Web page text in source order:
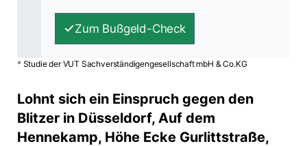
Zum Bußgeld-Check
* Studie der VUT Sachverständigengesellschaft mbH & Co.KG
Lohnt sich ein Einspruch gegen den
Blitzer in Düsseldorf, Auf dem
Hennekamp, Höhe Ecke Gurlittstraße,